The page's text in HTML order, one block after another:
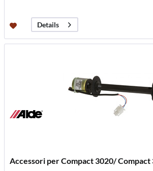
Details
Accessori per Compact 3020/